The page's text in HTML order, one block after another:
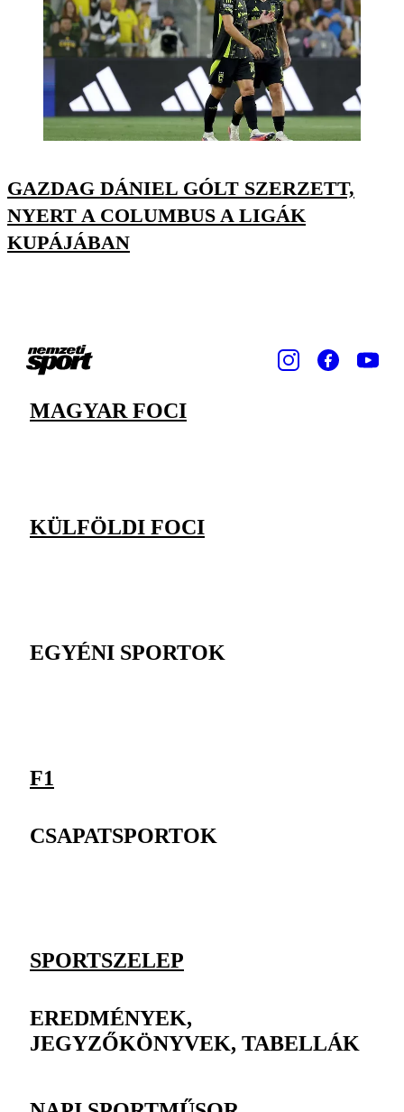
GAZDAG DÁNIEL GÓLT SZERZETT,
NYERT A COLUMBUS A LIGÁK
KUPÁJÁBAN
MAGYAR FOCI
KÜLFÖLDI FOCI
EGYÉNI SPORTOK
F1
CSAPATSPORTOK
SPORTSZELEP
EREDMÉNYEK,
JEGYZŐKÖNYVEK, TABELLÁK